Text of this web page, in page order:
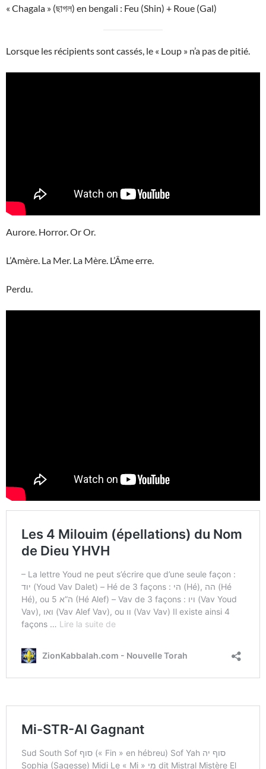
« Chagala » (ছাগল) en bengali : Feu (Shin) + Roue (Gal)
Lorsque les récipients sont cassés, le « Loup » n’a pas de pitié.
Aurore. Horror. Or Or.
L’Amère. La Mer. La Mère. L’Âme erre.
Perdu.